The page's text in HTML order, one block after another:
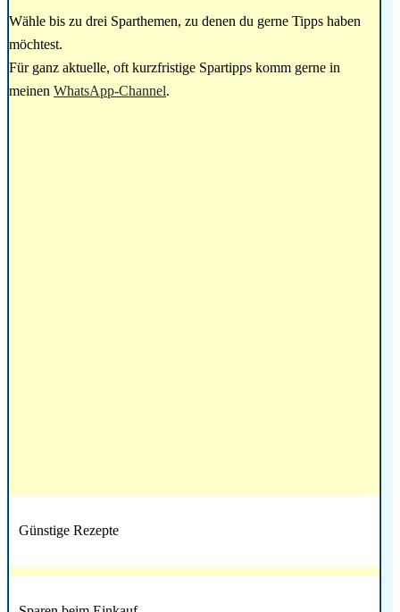
Wähle bis zu drei Sparthemen, zu denen du gerne Tipps haben
möchtest.
Für ganz aktuelle, oft kurzfristige Spartipps komm gerne in
meinen WhatsApp-Channel.
Günstige Rezepte